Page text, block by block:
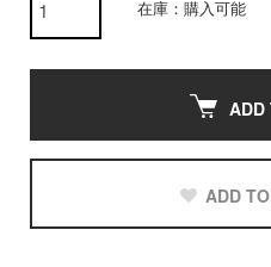
在庫：購入可能
ADD
ADD